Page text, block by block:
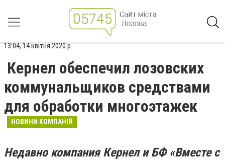
13:04, 14 квітня 2020 р.
Кернел обеспечил лозовских
коммунальщиков средствами
для обработки многоэтажек
НОВИНИ КОМПАНІЙ
Недавно компания Кернел и БФ «Вместе с